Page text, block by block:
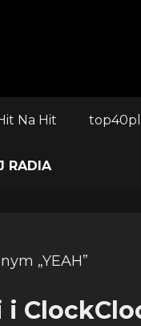
Na Hit top40pl
RADIA
i